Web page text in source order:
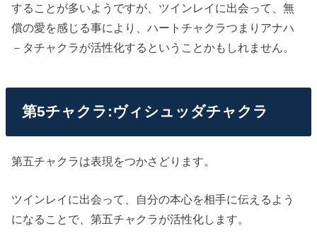
することが多いようですが、ツインレイに出会って、無
償の愛を感じる事により、ハートチャクラつまりアナハ
－タチャクラが活性化するということかもしれません。
第5チャクラ:ヴィシュッダチャクラ
第五チャクラは表現をつかさどります。
ツインレイに出会って、自分の本心を相手に伝えるよう
になることで、第五チャクラが活性化します。